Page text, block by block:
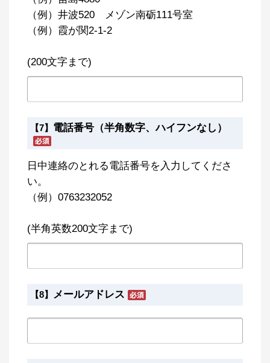
（例）井波520 メゾン南砺111号室
（例）霞が関2-1-2
(200文字まで)
【7】 電話番号（半角数字、ハイフンなし）
日中連絡のとれる電話番号を入力してくださ
い。
（例）0763232052
(半角英数200文字まで)
【8】 メールアドレス